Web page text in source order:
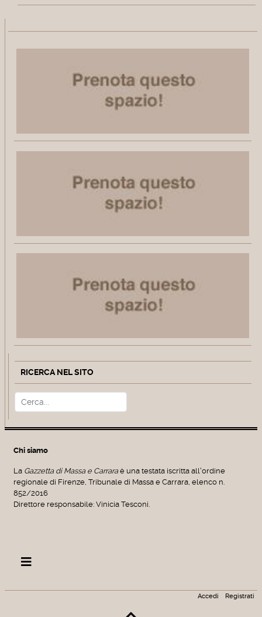
RICERCA NEL SITO
Cerca Type 2 or more characters for
Chi siamo
La Gazzetta di Massa e Carraraè una testata iscritta all'ordine
regionale di Firenze, Tribunale di Massa e Carrara, elenco n.
852/2016
Direttore responsabile: Vinicia Tesconi.
Accedi Registrati